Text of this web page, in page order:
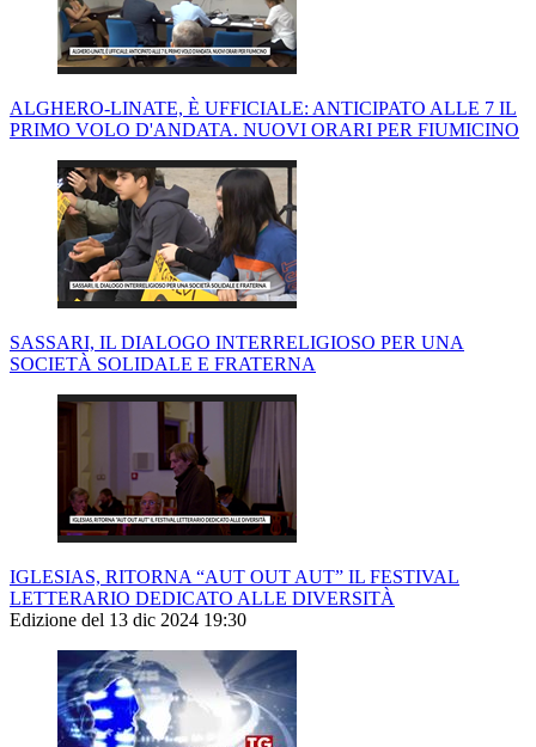
ALGHERO-LINATE, È UFFICIALE: ANTICIPATO ALLE 7 IL
PRIMO VOLO D'ANDATA. NUOVI ORARI PER FIUMICINO
SASSARI, IL DIALOGO INTERRELIGIOSO PER UNA
SOCIETÀ SOLIDALE E FRATERNA
IGLESIAS, RITORNA “AUT OUT AUT” IL FESTIVAL
LETTERARIO DEDICATO ALLE DIVERSITÀ
Edizione del 13 dic 2024 19:30